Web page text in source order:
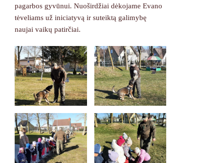
pagarbos gyvūnui. Nuoširdžiai dėkojame Evano
tėveliams už iniciatyvą ir suteiktą galimybę
naujai vaikų patirčiai.